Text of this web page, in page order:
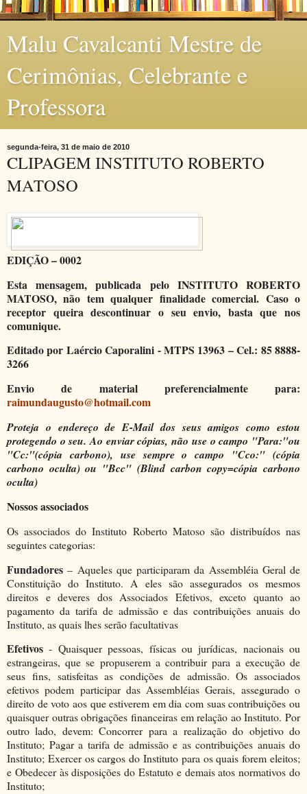
Malu Cavalcanti Mestre de
Cerimônias, Celebrante e
Professora
segunda-feira, 31 de maio de 2010
CLIPAGEM INSTITUTO ROBERTO
MATOSO
EDIÇÃO – 0002
Esta mensagem, publicada pelo INSTITUTO ROBERTO
MATOSO, não tem qualquer finalidade comercial. Caso o
receptor queira descontinuar o seu envio, basta que nos
comunique.
Editado por Laércio Caporalini - MTPS 13963 – Cel.: 85 8888-
3266
Envio de material preferencialmente para:
raimundaugusto@hotmail.com
Proteja o endereço de E-Mail dos seus amigos como estou
protegendo o seu. Ao enviar cópias, não use o campo "Para:"ou
"Cc:"(cópia carbono), use sempre o campo "Cco:" (cópia
carbono oculta) ou "Bcc" (Blind carbon copy=cópia carbono
oculta)
Nossos associados
Os associados do Instituto Roberto Matoso são distribuídos nas
seguintes categorias:
Fundadores – Aqueles que participaram da Assembléia Geral de
Constituição do Instituto. A eles são assegurados os mesmos
direitos e deveres dos Associados Efetivos, exceto quanto ao
pagamento da tarifa de admissão e das contribuições anuais do
Instituto, as quais lhes serão facultativas
Efetivos - Quaisquer pessoas, físicas ou jurídicas, nacionais ou
estrangeiras, que se propuserem a contribuir para a execução de
seus fins, satisfeitas as condições de admissão. Os associados
efetivos podem participar das Assembléias Gerais, assegurado o
direito de voto aos que estiverem em dia com suas contribuições ou
quaisquer outras obrigações financeiras em relação ao Instituto. Por
outro lado, devem: Concorrer para a realização do objetivo do
Instituto; Pagar a tarifa de admissão e as contribuições anuais do
Instituto; Exercer os cargos do Instituto para os quais forem eleitos;
e Obedecer às disposições do Estatuto e demais atos normativos do
Instituto;